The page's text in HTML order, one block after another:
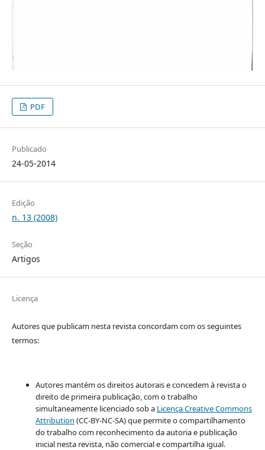
PDF
Publicado
24-05-2014
Edição
n. 13 (2008)
Seção
Artigos
Licença
Autores que publicam nesta revista concordam com os seguintes
termos:
Autores mantém os direitos autorais e concedem à revista o
direito de primeira publicação, com o trabalho
simultaneamente licenciado sob a Licença Creative Commons
Attribution (CC-BY-NC-SA) que permite o compartilhamento
do trabalho com reconhecimento da autoria e publicação
inicial nesta revista, não comercial e compartilha igual.